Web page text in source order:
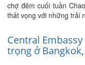
chợ đêm cuối tuần
thất vọng với những trải
Central
trọng ở